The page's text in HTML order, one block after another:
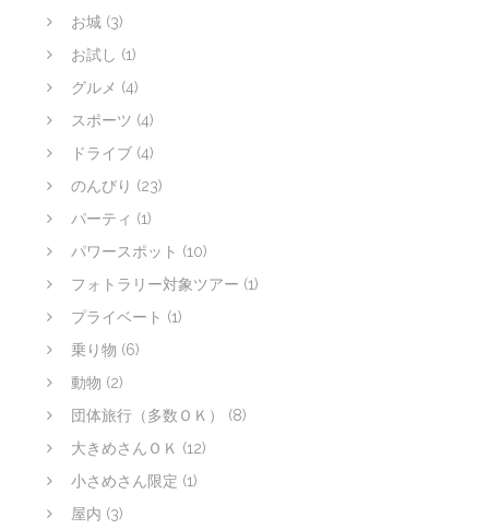
お城 (3)
お試し (1)
グルメ (4)
スポーツ (4)
ドライブ (4)
のんびり (23)
パーティ (1)
パワースポット (10)
フォトラリー対象ツアー (1)
プライベート (1)
乗り物 (6)
動物 (2)
団体旅行（多数ＯＫ）
(8)
大きめさんＯＫ (12)
小さめさん限定 (1)
屋内 (3)